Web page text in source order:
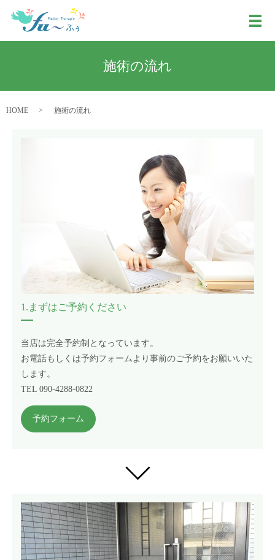
メ
施術の流れ
HOME 施術の流れ
1.まずはご予約ください
当店は完全予約制となっています。
お電話もしくは予約フォームより事前のご予約をお願いいた
します。
TEL 090-4288-0822
予約フォーム